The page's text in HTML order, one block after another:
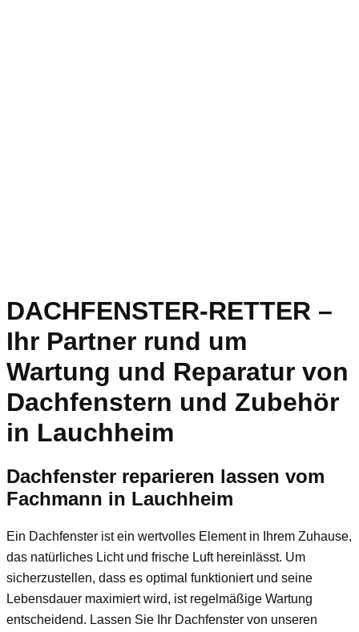
DACHFENSTER-RETTER –
Ihr Partner rund um
Wartung und Reparatur von
Dachfenstern und Zubehör
in Lauchheim
Dachfenster reparieren lassen vom
Fachmann in Lauchheim
Ein Dachfenster ist ein wertvolles Element in Ihrem Zuhause,
das natürliches Licht und frische Luft hereinlässt. Um
sicherzustellen, dass es optimal funktioniert und seine
Lebensdauer maximiert wird, ist regelmäßige Wartung
entscheidend. Lassen Sie Ihr Dachfenster von unseren